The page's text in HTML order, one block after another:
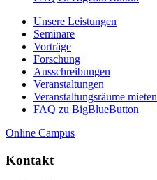
Unsere Leistungen
Seminare
Vorträge
Forschung
Ausschreibungen
Veranstaltungen
Veranstaltungs­räume mieten
FAQ zu BigBlueButton
Online Campus
Kontakt